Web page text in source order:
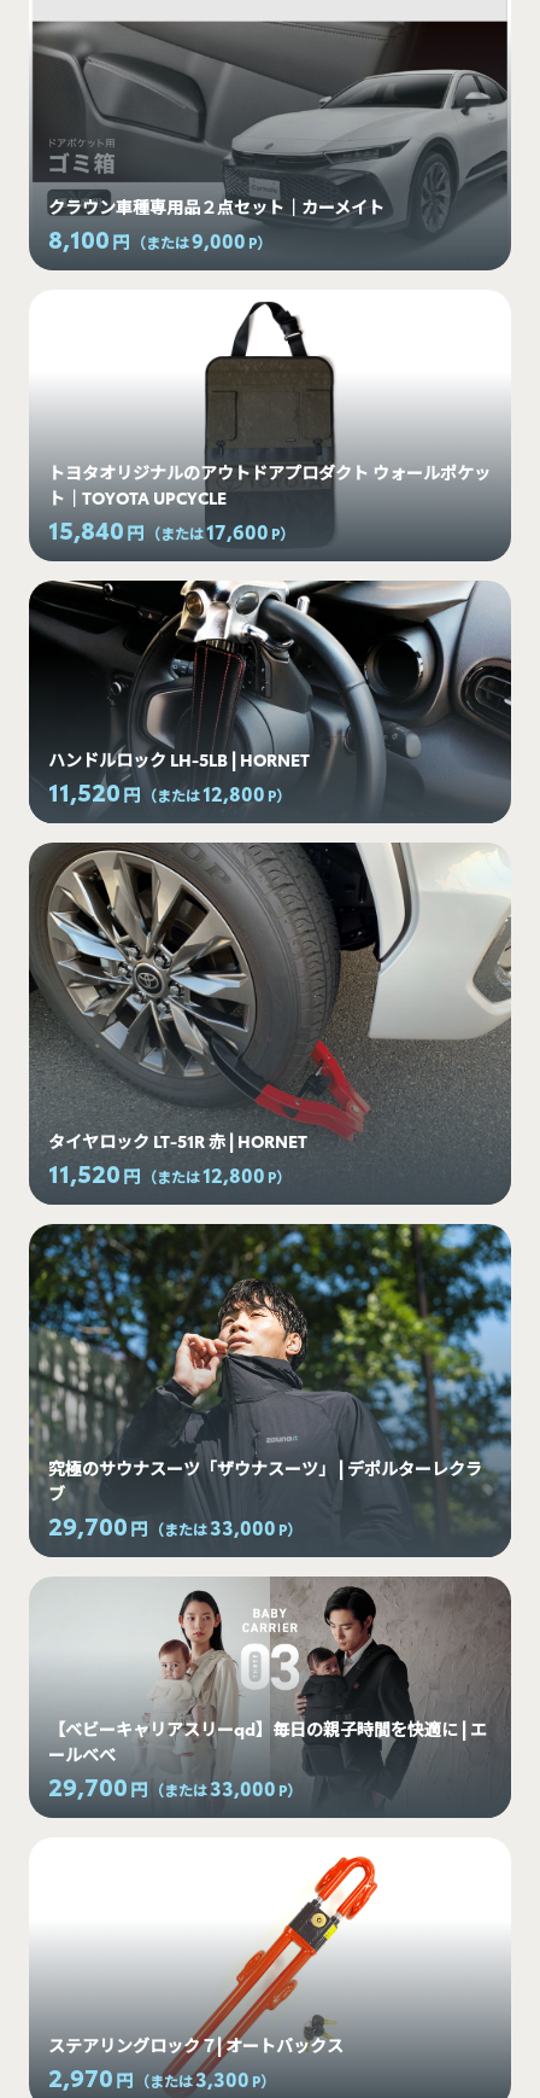
クラウン車種専用品２点セット｜カーメイト
8,100 円 （または9,000 P）
トヨタオリジナルのアウトドアプロダクト ウォールポケッ
ト｜TOYOTA UPCYCLE
15,840 円 （または17,600 P）
ハンドルロック LH-5LB | HORNET
11,520 円 （または12,800 P）
タイヤロック LT-51R 赤 | HORNET
11,520 円 （または12,800 P）
究極のサウナスーツ「ザウナスーツ」 | デポルターレクラ
ブ
29,700 円 （または33,000 P）
【ベビーキャリアスリーqd】毎日の親子時間を快適に | エ
ールべべ
29,700 円 （または33,000 P）
ステアリングロック７| オートバックス
2,970 円 （または3,300 P）